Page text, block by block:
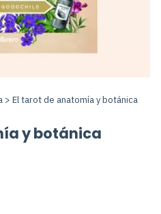
> El tarot de anatomía y botánica
y botánica